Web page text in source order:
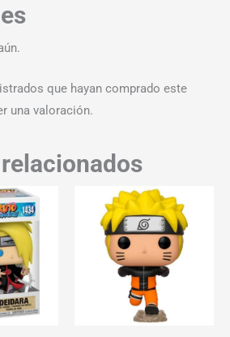
que hayan comprado este
una valoración.